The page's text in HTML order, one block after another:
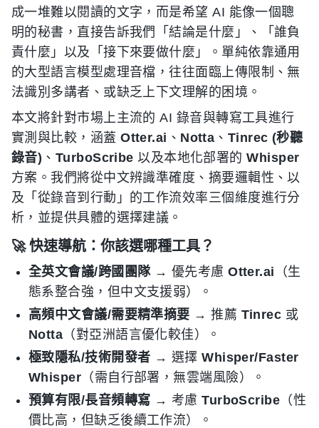
成一堆難以閱讀的文字，而是希望 AI 能像一個聰
明的秘書，直接告訴我們「結論是什麼」、「誰負
責什麼」以及「接下來要做什麼」。單純依靠通用
的大型語言模型處理音檔，往往面臨上傳限制、無
法識別多講者、或缺乏上下文理解的困境。
本文將針對市場上主流的 AI 錄音與轉寫工具進行
實測與比較，涵蓋Otter.ai 、 Notta 、 Tinrec (秒聽
錄音) 、 TurboScribe 以及本地化部署的Whisper
方案。我們將從中文辨識準確度、摘要邏輯性、以
及「從錄音到行動」的工作流效率三個維度進行分
析，並提供具體的選擇建議。
🚀 快速導航：你該選哪種工具？
全英文會議/跨國團隊→ 優先考慮Otter.ai （生
態系整合強，但中文支援弱）。
高頻中文會議/需要精準摘要 → 推薦 Tinrec 或
Notta （對亞洲語言優化較佳）。
極致隱私/技術開發者 → 選擇Whisper/Faster
Whisper （需自行部署，無雲端風險）。
預算有限/長音頻轉寫 → 考慮TurboScribe （性
價比高，但缺乏後續工作流）。